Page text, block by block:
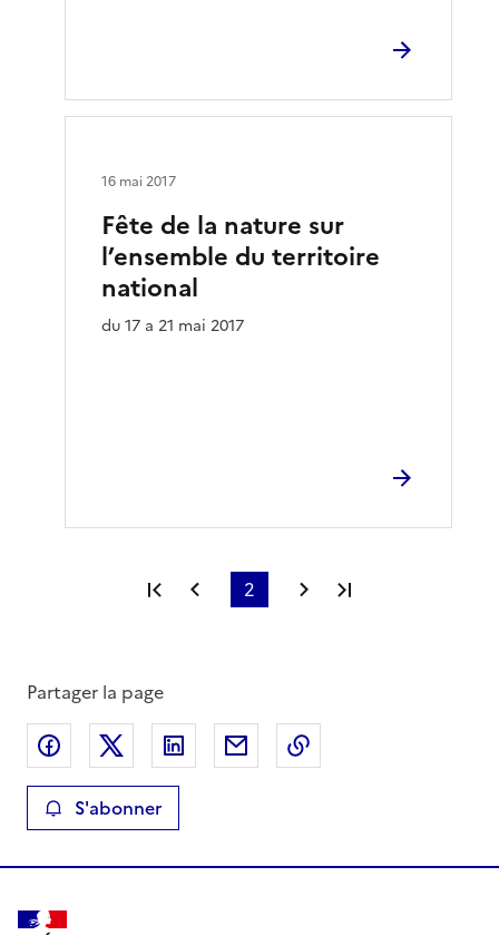
Fête de la nature sur
l’ensemble du territoire
national
du 17 a 21 mai 2017
16 mai 2017
Première page
Page précédente
2 Page suivante
Partager la page
Partager sur Facebook
Partager sur XPartager sur LinkedIn
Partager par email
S'abonner